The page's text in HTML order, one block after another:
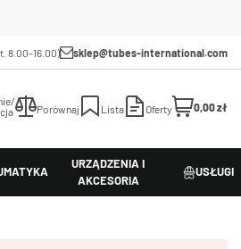
8.00-16.00) sklep@tubes-international.com
Porównaj Lista Oferty 0,00 zł
URZĄDZENIA I
AKCESORIA
USŁUGI